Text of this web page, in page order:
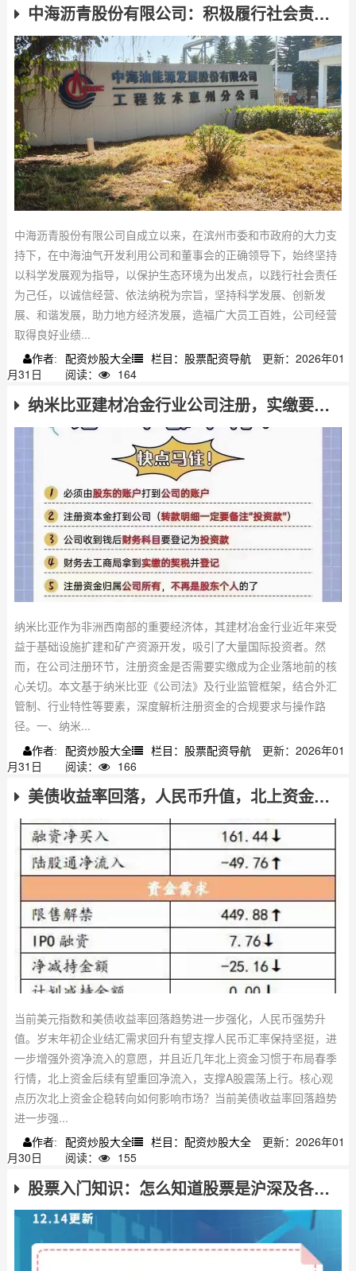
中海沥青股份有限公司：积极履行社会责任，助力地方经济发展
中海沥青股份有限公司自成立以来，在滨州市委和市政府的大力支
持下，在中海油气开发利用公司和董事会的正确领导下，始终坚持
以科学发展观为指导，以保护生态环境为出发点，以践行社会责任
为己任，以诚信经营、依法纳税为宗旨，坚持科学发展、创新发
展、和谐发展，助力地方经济发展，造福广大员工百姓，公司经营
取得良好业绩...
作者: 配资炒股大全 栏目：股票配资导航
更新：2026年01
月31日
阅读： 164
纳米比亚建材冶金行业公司注册，实缴要求及操作路径解析
纳米比亚作为非洲西南部的重要经济体，其建材冶金行业近年来受
益于基础设施扩建和矿产资源开发，吸引了大量国际投资者。然
而，在公司注册环节，注册资金是否需要实缴成为企业落地前的核
心关切。本文基于纳米比亚《公司法》及行业监管框架，结合外汇
管制、行业特性等要素，深度解析注册资金的合规要求与操作路
径。一、纳米...
作者: 配资炒股大全 栏目：股票配资导航
更新：2026年01
月31日
阅读： 166
美债收益率回落，人民币升值，北上资金或重回净流入支撑A股
当前美元指数和美债收益率回落趋势进一步强化，人民币强势升
值。岁末年初企业结汇需求回升有望支撑人民币汇率保持坚挺，进
一步增强外资净流入的意愿，并且近几年北上资金习惯于布局春季
行情，北上资金后续有望重回净流入，支撑A股震荡上行。核心观
点历次北上资金企稳转向如何影响市场？当前美债收益率回落趋势
进一步强...
作者: 配资炒股大全 栏目：配资炒股大全
更新：2026年01
月30日
阅读： 155
股票入门知识：怎么知道股票是沪深及各类股票介绍